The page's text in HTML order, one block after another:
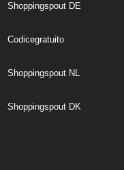
Shoppingspout DE
Codicegratuito
Shoppingspout NL
Shoppingspout DK